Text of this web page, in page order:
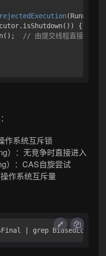
rejectedExecution
{
// 由提交线程直接执行
作系统互斥锁
）：无竞争时直接进入
）：CAS自旋尝试
作系统互斥量